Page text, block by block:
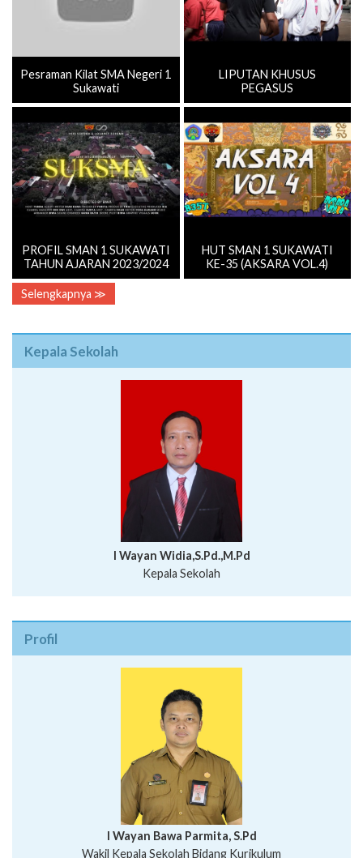
Pesraman Kilat SMA Negeri 1
Sukawati
LIPUTAN KHUSUS
PEGASUS
PROFIL SMAN 1 SUKAWATI
TAHUN AJARAN 2023/2024
HUT SMAN 1 SUKAWATI
KE-35 (AKSARA VOL.4)
Selengkapnya ≫
Kepala Sekolah
I Wayan Widia,S.Pd.,M.Pd
Kepala Sekolah
Profil
I Wayan Bawa Parmita, S.Pd
Wakil Kepala Sekolah Bidang Kurikulum
I Wayan Gede Aditya Pratita, S.Pd., M.Sn